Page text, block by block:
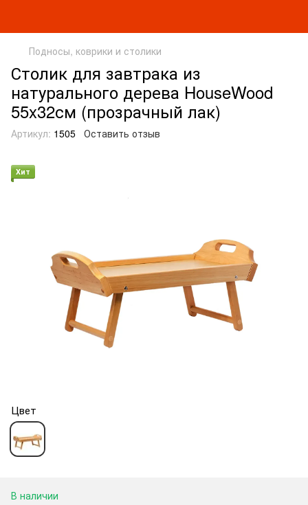
Подносы, коврики и столики
Столик для завтрака из
натурального дерева HouseWood
55x32см (прозрачный лак)
Артикул: 1505 Оставить отзыв
Хит
Цвет
В наличии